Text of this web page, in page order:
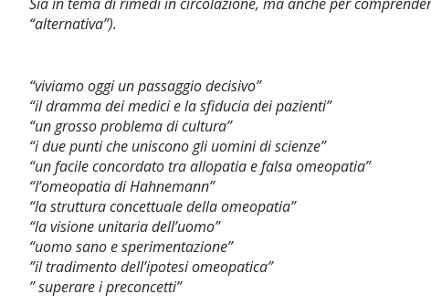
“alternativa”).
“viviamo oggi un passaggio decisivo”
“il dramma dei medici e la sfiducia dei pazienti”
“un grosso problema di cultura”
“i due punti che uniscono gli uomini di scienze”
“un facile concordato tra allopatia e falsa omeopatia”
“l’omeopatia di Hahnemann”
“la struttura concettuale della omeopatia”
“la visione unitaria dell’uomo”
“uomo sano e sperimentazione”
”il tradimento dell’ipotesi omeopatica”
” superare i preconcetti”